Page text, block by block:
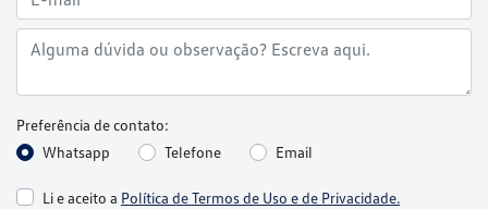
Preferência de contato:
Whatsapp
Telefone Email
Li e aceito a Política de Termos de Uso e de Privacidade.